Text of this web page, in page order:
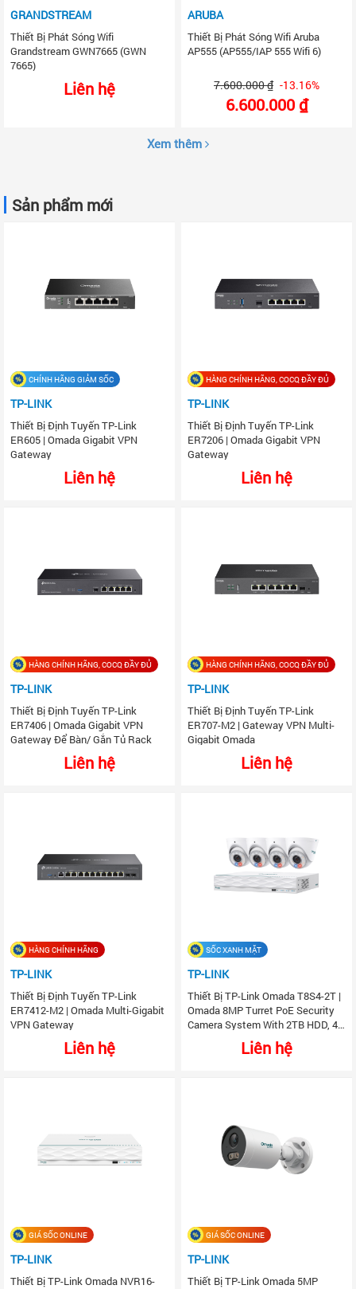
GRANDSTREAM
Thiết Bị Phát Sóng Wifi
Grandstream GWN7665 (GWN
7665)
Liên hệ
ARUBA
Thiết Bị Phát Sóng Wifi Aruba
AP555 (AP555/IAP 555 Wifi 6)
7.600.000 ₫ -13.16%
6.600.000 ₫
Xem thêm
Sản phẩm mới
CHÍNH HÃNG GIẢM SỐC
TP-LINK
Thiết Bị Định Tuyến TP-Link
ER605 | Omada Gigabit VPN
Gateway
Liên hệ
HÀNG CHÍNH HÃNG, COCQ ĐẦY ĐỦ
TP-LINK
Thiết Bị Định Tuyến TP-Link
ER7206 | Omada Gigabit VPN
Gateway
Liên hệ
HÀNG CHÍNH HÃNG, COCQ ĐẦY ĐỦ
TP-LINK
Thiết Bị Định Tuyến TP-Link
ER7406 | Omada Gigabit VPN
Gateway Để Bàn/ Gắn Tủ Rack
Liên hệ
HÀNG CHÍNH HÃNG, COCQ ĐẦY ĐỦ
TP-LINK
Thiết Bị Định Tuyến TP-Link
ER707-M2 | Gateway VPN Multi-
Gigabit Omada
Liên hệ
HÀNG CHÍNH HÃNG
TP-LINK
Thiết Bị Định Tuyến TP-Link
ER7412-M2 | Omada Multi-Gigabit
VPN Gateway
Liên hệ
SỐC XANH MẶT
TP-LINK
Thiết Bị TP-Link Omada T8S4-2T |
Omada 8MP Turret PoE Security
Camera System With 2TB HDD, 4
Cameras With 16-Channel NVR
Liên hệ
GIÁ SỐC ONLINE
TP-LINK
Thiết Bị TP-Link Omada NVR16-
GIÁ SỐC ONLINE
TP-LINK
Thiết Bị TP-Link Omada 5MP